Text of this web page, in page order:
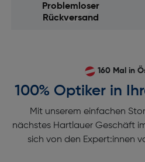
Problemloser
Rückversand
160 Mal in
100% Optiker in
Mit unserem einfachen
nächstes Hartlauer Geschäft
sich von den Expert:innen